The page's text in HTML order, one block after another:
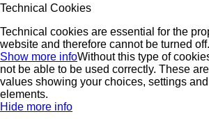
Technical Cookies
Technical cookies are essential for the
website and therefore cannot be turned off.
Show more infoWithout this type of
not be able to be used correctly. These
values ​​showing your choices, settings
elements.
Hide more info